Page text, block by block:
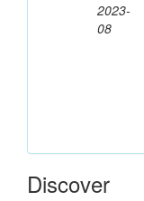
2023-
08
Discover